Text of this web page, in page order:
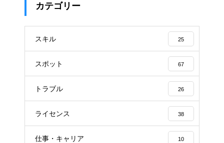
カテゴリー
スキル 25
スポット 67
トラブル 26
ライセンス 38
仕事・キャリア 10